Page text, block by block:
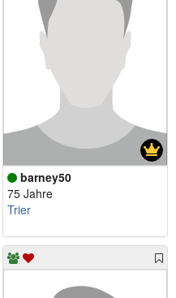
barney50
75 Jahre
Trier